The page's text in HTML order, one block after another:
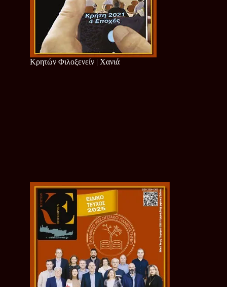
Κρητών Φιλοξενείν | Χανιά